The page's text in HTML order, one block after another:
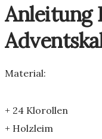
Anleitung
Material:
+ 24 Klorollen
+ Holzleim